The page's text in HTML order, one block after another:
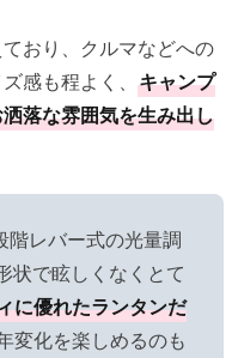
おり、クルマなどへの
感も程よく、 キャンプ
落な雰囲気を生み出し
階レバー式の光量調
状で眩しくなくとて
に優れたランタンだ
変化を楽しめるのも